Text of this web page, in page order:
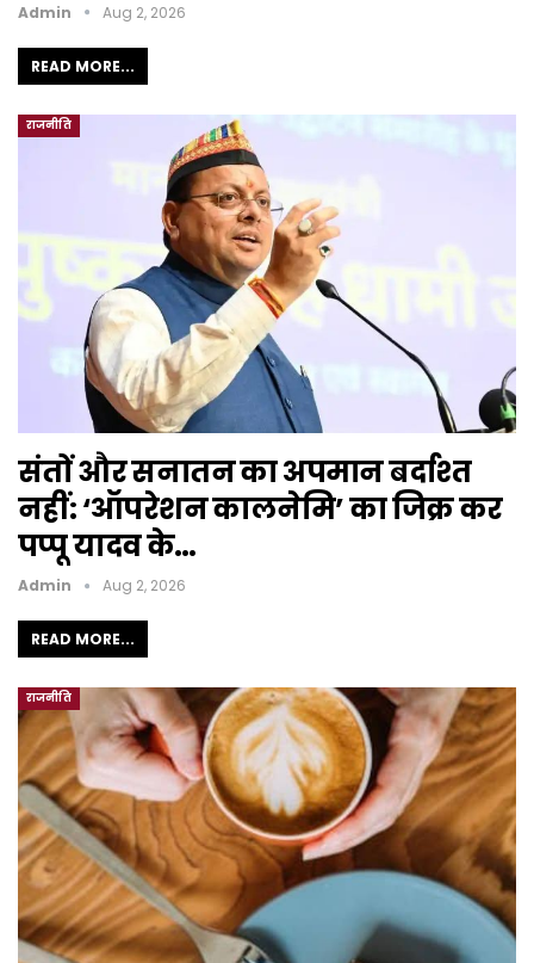
Admin Aug 2, 2026
READ MORE...
राजनीति
संतों और सनातन का अपमान बर्दाश्त
नहीं: ‘ऑपरेशन कालनेमि’ का जिक्र कर
पप्पू यादव के…
Admin Aug 2, 2026
READ MORE...
राजनीति